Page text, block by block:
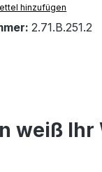
hinzufügen
2.71.B.251.2
weiß